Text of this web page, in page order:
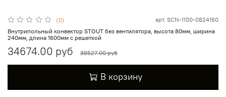
(0) арт. SCN-1100-0824160
Внутрипольный конвектор STOUT без вентилятора, высота 80мм, ширина
240мм, длина 1600мм с решеткой
34674.00 руб 38527.00 руб
В корзину